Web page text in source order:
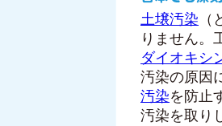
土壌汚染
りません。
ダイオキシ
汚染の原因
汚染を防止
汚染を取り